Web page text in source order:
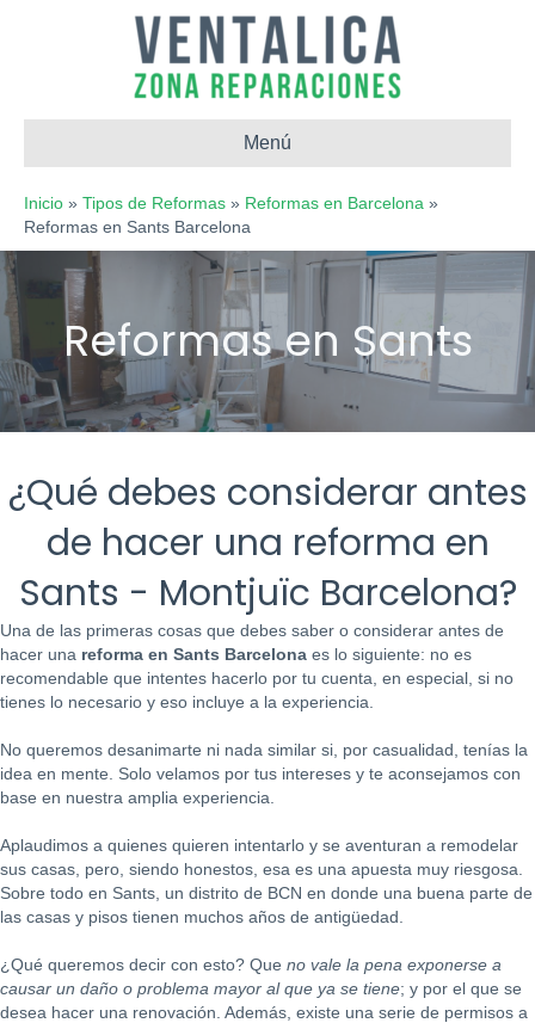
Menú
Inicio » Tipos de Reformas » Reformas en Barcelona »
Reformas en Sants Barcelona
¿Qué debes considerar antes
de hacer una reforma en
Sants - Montjuïc Barcelona?
Una de las primeras cosas que debes saber o considerar antes de
hacer una reforma en Sants Barcelona es lo siguiente: no es
recomendable que intentes hacerlo por tu cuenta, en especial, si no
tienes lo necesario y eso incluye a la experiencia.
No queremos desanimarte ni nada similar si, por casualidad, tenías la
idea en mente. Solo velamos por tus intereses y te aconsejamos con
base en nuestra amplia experiencia.
Aplaudimos a quienes quieren intentarlo y se aventuran a remodelar
sus casas, pero, siendo honestos, esa es una apuesta muy riesgosa.
Sobre todo en Sants, un distrito de BCN en donde una buena parte de
las casas y pisos tienen muchos años de antigüedad.
¿Qué queremos decir con esto? Que no vale la pena exponerse a
causar un daño o problema mayor al que ya se tiene; y por el que se
desea hacer una renovación. Además, existe una serie de permisos a